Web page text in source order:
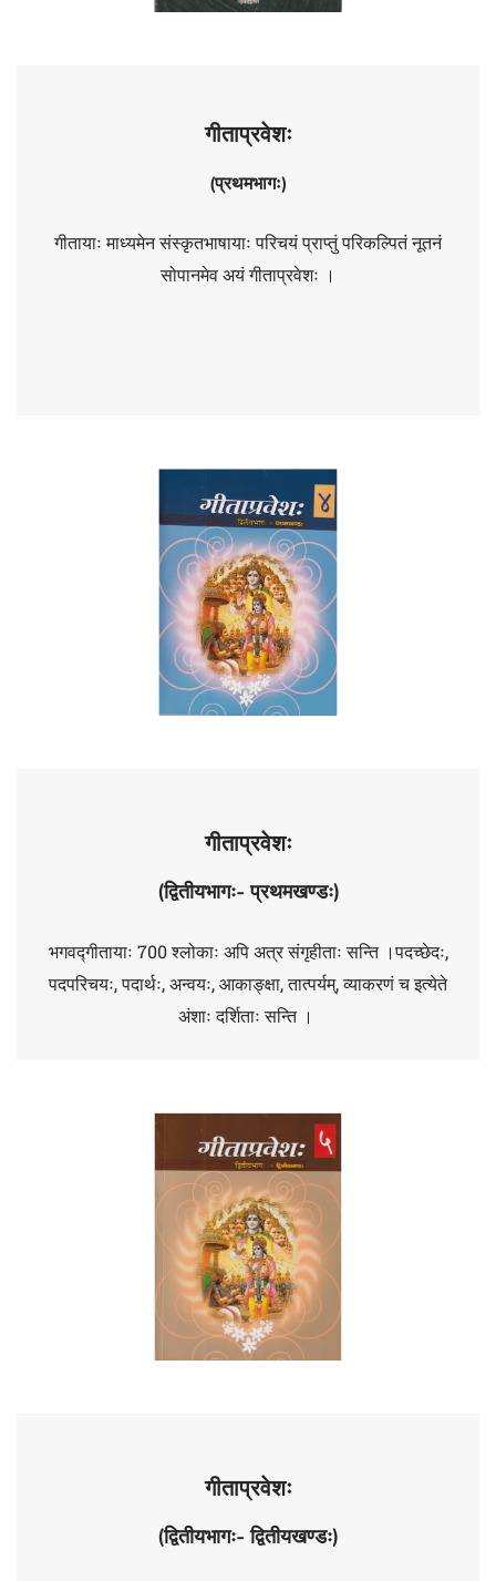
गीताप्रवेशः
(​प्रथमभागः)
गीतायाः माध्यमेन संस्कृतभाषायाः परिचयं प्राप्तुं परिकल्पितं नूतनं
सोपानमेव अयं गीताप्रवेशः ।
गीताप्रवेशः
(​द्वितीयभागः- प्रथमखण्डः)
भगवद्गीतायाः 700 श्लोकाः अपिअत्र संगृहीताः सन्ति ।पदच्छेदः,
पदपरिचयः, पदार्थः, अन्वयः, आकाङ्क्षा, तात्पर्यम्, व्याकरणं च इत्येते
अंशाः दर्शिताः सन्ति ।
गीताप्रवेशः
(​द्वितीयभागः- द्वितीयखण्डः)